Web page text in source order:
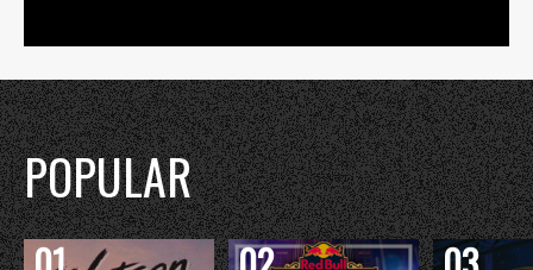
POPULAR